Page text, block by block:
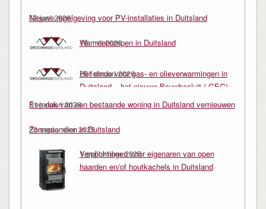
Nieuwe regelgeving voor PV-installaties in Duitsland
12 juni 2026
Warmtepompen in Duitsland
19 mei 2026
Het einde voor gas- en olieverwarmingen in
Duitsland – het nieuwe Bouwbesluit ( GEG)
25 februari 2026
Een dak van een bestaande woning in Duitsland vernieuwen
31 januari 2026
Zonnepanelen in Duitsland
23 september 2025
Verplichtingen voor eigenaren van open
haarden en/of houtkachels in Duitsland
1 september 2025